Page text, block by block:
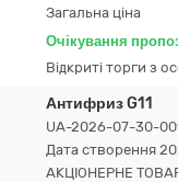
Загальна ціна
Очікування
Відкриті торги з
Антифриз G11
UA-2026-07-30-
Дата створення
АКЦІОНЕРНЕ